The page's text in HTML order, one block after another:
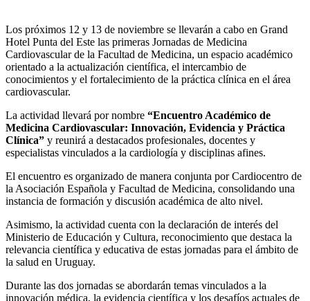
Los próximos 12 y 13 de noviembre se llevarán a cabo en Grand
Hotel Punta del Este las primeras Jornadas de Medicina
Cardiovascular de la Facultad de Medicina, un espacio académico
orientado a la actualización científica, el intercambio de
conocimientos y el fortalecimiento de la práctica clínica en el área
cardiovascular.
La actividad llevará por nombre “Encuentro Académico de
Medicina Cardiovascular: Innovación, Evidencia y Práctica
Clínica” y reunirá a destacados profesionales, docentes y
especialistas vinculados a la cardiología y disciplinas afines.
El encuentro es organizado de manera conjunta porCardiocentro de
la Asociación Española y Facultad de Medicina, consolidando una
instancia de formación y discusión académica de alto nivel.
Asimismo, la actividad cuenta con la declaración de interés del
Ministerio de Educación y Cultura, reconocimiento que destaca la
relevancia científica y educativa de estas jornadas para el ámbito de
la salud en Uruguay.
Durante las dos jornadas se abordarán temas vinculados a la
innovación médica, la evidencia científica y los desafíos actuales de